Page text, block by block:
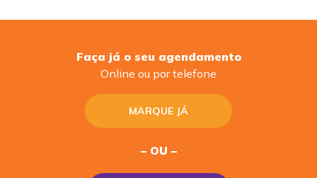
Faça já o seu agendamento
Online ou por telefone
MARQUE JÁ
– OU –